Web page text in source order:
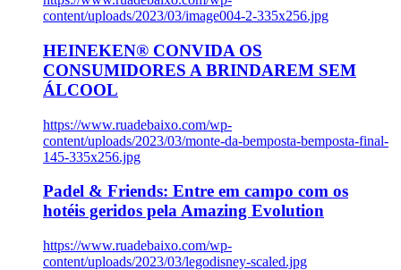
content/uploads/2023/03/image004-2-335x256.jpg
HEINEKEN® CONVIDA OS
CONSUMIDORES A BRINDAREM SEM
ÁLCOOL
https://www.ruadebaixo.com/wp-
content/uploads/2023/03/monte-da-bemposta-bemposta-final-
145-335x256.jpg
Padel & Friends: Entre em campo com os
hotéis geridos pela Amazing Evolution
https://www.ruadebaixo.com/wp-
content/uploads/2023/03/legodisney-scaled.jpg